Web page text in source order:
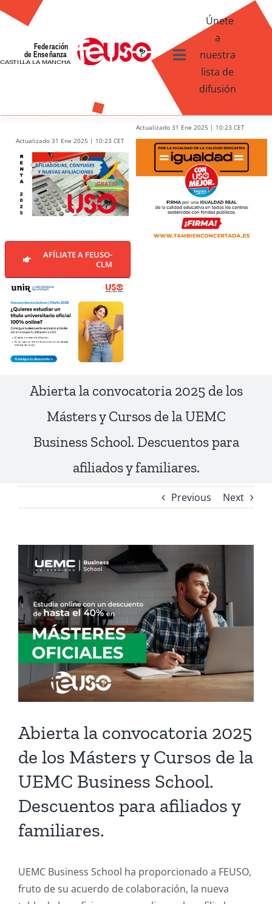
Skip
content
Toggle
Navigation
Contacto
Únete
a
nuestra
lista de
difusión
Actualizado 31 Ene 2025 | 10:23 CET
Actualizado 31 Ene 2025 | 10:23 CET
AFÍLIATE A FEUSO-
CLM
Abierta la convocatoria 2025 de los
Másters y Cursos de la UEMC
Business School. Descuentos para
afiliados y familiares.
Previous Next
Larger
Image
Abierta la convocatoria 2025
de los Másters y Cursos de la
UEMC Business School.
Descuentos para afiliados y
familiares.
UEMC Business School ha proporcionado a FEUSO,
fruto de su acuerdo de colaboración, la nueva